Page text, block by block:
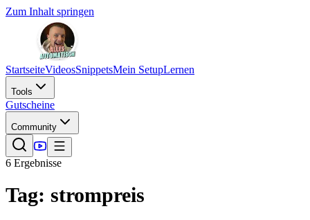
Zum Inhalt springen
StartseiteVideosSnippetsMein SetupLernen
Tools
Gutscheine
Community
6 Ergebnisse
Tag: strompreis